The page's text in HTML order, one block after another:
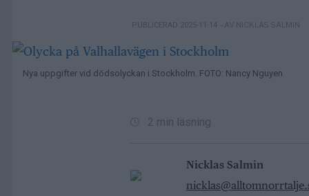
PUBLICERAD 2025-11-14 – AV NICKLAS SALMIN
Nya uppgifter vid dödsolyckan i Stockholm. FOTO: Nancy Nguyen
2 min läsning
Nicklas Salmin